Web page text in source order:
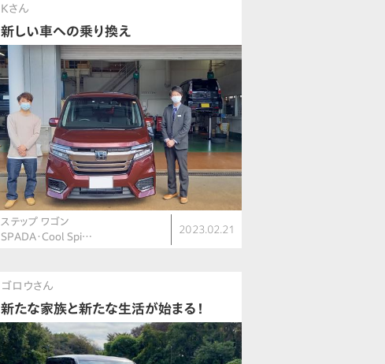
Kさん
新しい車への乗り換え
ステップ ワゴン
SPADA・Cool Spi…
2023.02.21
ゴロウさん
新たな家族と新たな生活が始まる！